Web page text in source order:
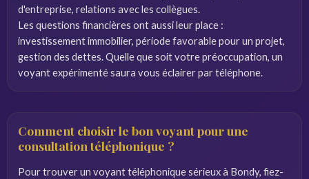
d'entreprise, relations avec les collègues.
Les questions financières ont aussi leur place :
investissement immobilier, période favorable pour un projet,
gestion des dettes. Quelle que soit votre préoccupation, un
voyant expérimenté saura vous éclairer par téléphone.
Comment choisir le bon voyant pour une
consultation téléphonique ?
Pour trouver un voyant téléphonique sérieux à Bondy, fiez-